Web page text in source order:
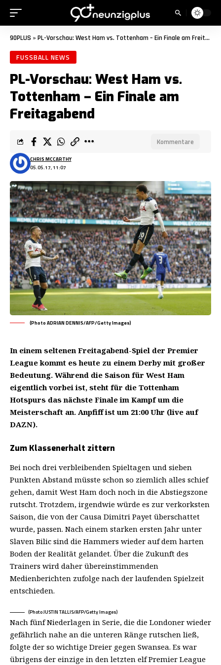
90PLUS » PL-Vorschau: West Ham vs. Tottenham – Ein Finale am Freitagabend
FUSSBALL NEWS
PL-Vorschau: West Ham vs.
Tottenham – Ein Finale am
Freitagabend
05.05.17, 11:07
CHRIS MCCARTHY
Kommentare
(Photo ADRIAN DENNIS/AFP/Getty Images)
In einem seltenen Freitagabend-Spiel der Premier
League kommt es heute zu einem Derby mit großer
Bedeutung. Während die Saison für West Ham
eigentlich vorbei ist, steht für die Tottenham
Hotspurs das nächste Finale im Kampf um die
Meisterschaft an. Anpfiff ist um 21:00 Uhr (live auf
DAZN).
Zum Klassenerhalt zittern
Bei noch drei verbleibenden Spieltagen und sieben
Punkten Abstand müsste schon so ziemlich alles schief
gehen, damit West Ham doch noch in die Abstiegszone
rutscht. Trotzdem, irgendwie würde es zur verkorksten
Saison, die von der Causa Dimitri Payet überschattet
wurde, passen. Nach einem starken ersten Jahr unter
Slaven Bilic sind die Hammers wieder auf dem harten
Boden der Realität gelandet. Über die Zukunft des
Trainers wird daher übereinstimmenden
Medienberichten zufolge nach der laufenden Spielzeit
entschieden.
(Photo JUSTIN TALLIS/AFP/Getty Images)
Nach fünf Niederlagen in Serie, die die Londoner wieder
gefährlich nahe an die unteren Ränge rutschen ließ,
folgte der so wichtige Dreier gegen Swansea. Es war
übrigens der einzige in den letzten elf Premier League